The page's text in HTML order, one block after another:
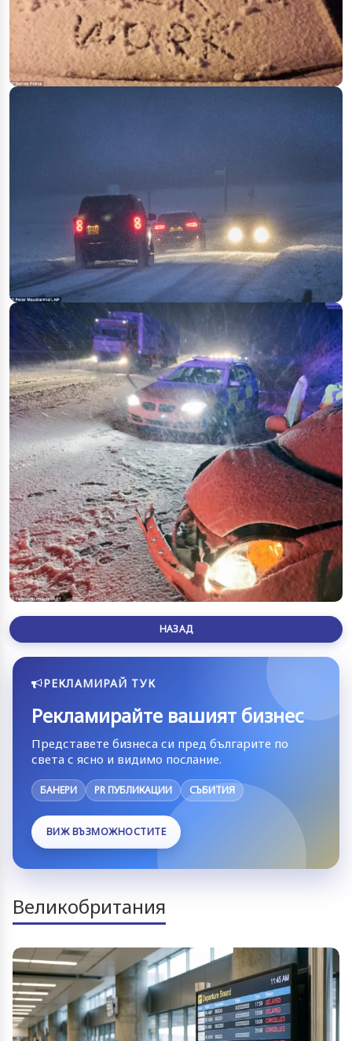
НАЗАД
РЕКЛАМИРАЙ ТУК
Рекламирайте вашият бизнес
Представете бизнеса си пред българите по
света с ясно и видимо послание.
БАНЕРИ PR ПУБЛИКАЦИИ СЪБИТИЯ
ВИЖ ВЪЗМОЖНОСТИТЕ
Великобритания